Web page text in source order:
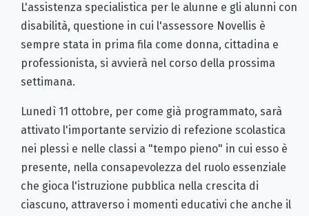
L'assistenza specialistica per le alunne e gli alunni con
disabilità, questione in cui l'assessore Novellis è
sempre stata in prima fila come donna, cittadina e
professionista, si avvierà nel corso della prossima
settimana.
Lunedì 11 ottobre, per come già programmato, sarà
attivato l'importante servizio di refezione scolastica
nei plessi e nelle classi a "tempo pieno" in cui esso è
presente, nella consapevolezza del ruolo essenziale
che gioca l'istruzione pubblica nella crescita di
ciascuno, attraverso i momenti educativi che anche il